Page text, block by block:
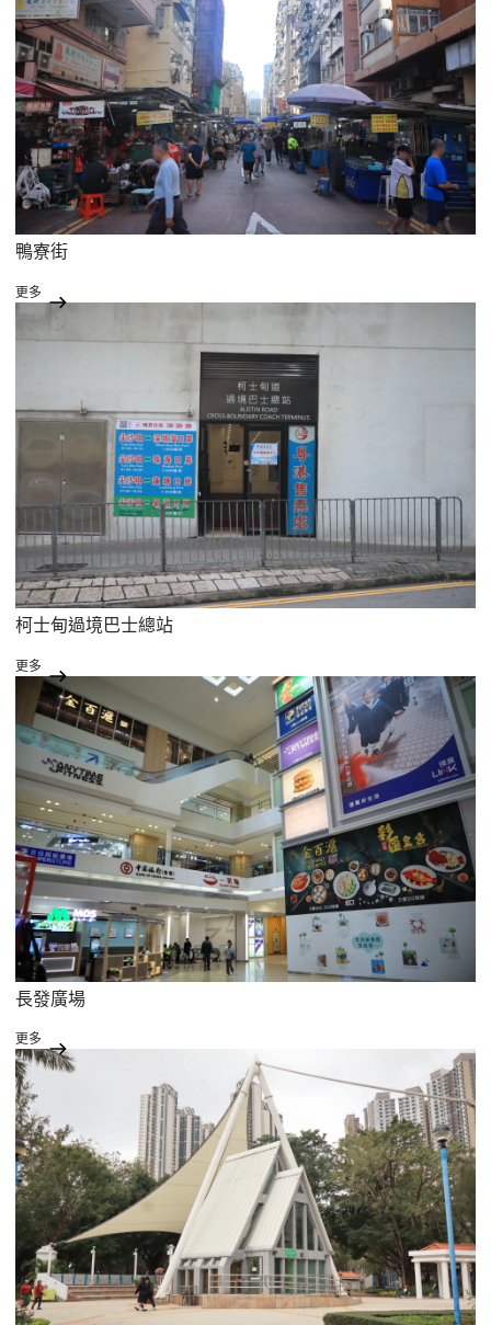
鴨寮街
更多
柯士甸過境巴士總站
更多
長發廣場
更多